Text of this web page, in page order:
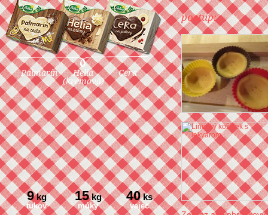
Palmarín Helia
(krémová)
Cera
9kg
tukov
15kg
múky
40ks
vajec
postup: